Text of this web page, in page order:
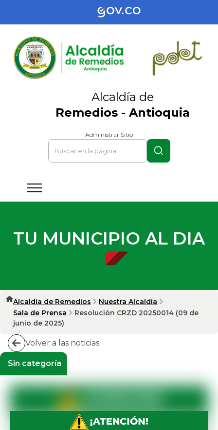
Alcaldía de
Remedios - Antioquia
Administrar Sitio
TU MUNICIPIO AL DIA
Alcaldía de Remedios
Nuestra Alcaldía
Sala de Prensa
Resolución CRZD 20250014 (09 de
junio de 2025)
Volver a las noticias
Sin categoría